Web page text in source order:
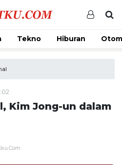
Tekno Hiburan
Kim Jong-un dalam